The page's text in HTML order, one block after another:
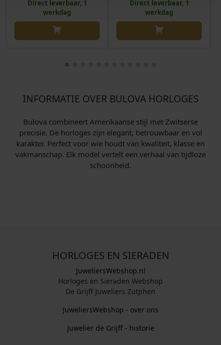
Direct leverbaar, 1
werkdag
Direct leverbaar, 1
werkdag
INFORMATIE OVER BULOVA HORLOGES
Bulova combineert Amerikaanse stijl met Zwitserse
precisie. De horloges zijn elegant, betrouwbaar en vol
karakter. Perfect voor wie houdt van kwaliteit, klasse en
vakmanschap. Elk model vertelt een verhaal van tijdloze
schoonheid.
HORLOGES EN SIERADEN
JuweliersWebshop.nl
Horloges en Sieraden Webshop
De Grijff Juweliers Zutphen
JuweliersWebshop - over ons
Juwelier de Grijff - historie